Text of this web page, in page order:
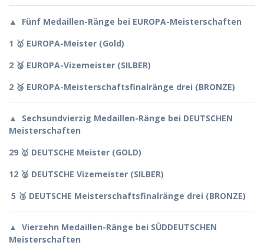
▲ Fünf Medaillen-Ränge bei EUROPA-Meisterschaften
1 🥇 EUROPA-Meister (Gold)
2 🥈 EUROPA-Vizemeister (SILBER)
2 🥉 EUROPA-Meisterschaftsfinalränge drei (BRONZE)
▲ Sechsundvierzig Medaillen-Ränge bei DEUTSCHEN
Meisterschaften
29 🥇 DEUTSCHE Meister (GOLD)
12 🥈 DEUTSCHE Vizemeister (SILBER)
5 🥉 DEUTSCHE Meisterschaftsfinalränge drei (BRONZE)
▲ Vierzehn Medaillen-Ränge bei SÜDDEUTSCHEN
Meisterschaften